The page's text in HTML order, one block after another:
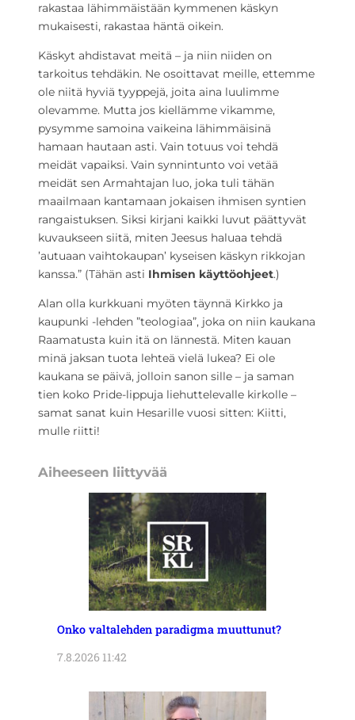
rakastaa lähimmäistään kymmenen käskyn
mukaisesti, rakastaa häntä oikein.
Käskyt ahdistavat meitä – ja niin niiden on
tarkoitus tehdäkin. Ne osoittavat meille, ettemme
ole niitä hyviä tyyppejä, joita aina luulimme
olevamme. Mutta jos kiellämme vikamme,
pysymme samoina vaikeina lähimmäisinä
hamaan hautaan asti. Vain totuus voi tehdä
meidät vapaiksi. Vain synnintunto voi vetää
meidät sen Armahtajan luo, joka tuli tähän
maailmaan kantamaan jokaisen ihmisen syntien
rangaistuksen. Siksi kirjani kaikki luvut päättyvät
kuvaukseen siitä, miten Jeesus haluaa tehdä
’autuaan vaihtokaupan’ kyseisen käskyn rikkojan
kanssa.” (Tähän asti Ihmisen käyttöohjeet.)
Alan olla kurkkuani myöten täynnä Kirkko ja
kaupunki -lehden ”teologiaa”, joka on niin kaukana
Raamatusta kuin itä on lännestä. Miten kauan
minä jaksan tuota lehteä vielä lukea? Ei ole
kaukana se päivä, jolloin sanon sille – ja saman
tien koko Pride-lippuja liehuttelevalle kirkolle –
samat sanat kuin Hesarille vuosi sitten: Kiitti,
mulle riitti!
Aiheeseen liittyvää
Onko valtalehden paradigma muuttunut?
7.8.2026 11:42